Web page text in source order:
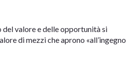
valore e delle opportunità si
di mezzi che aprono «all’ingegno